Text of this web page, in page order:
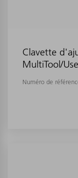
Clavette
MultiTool/Use
Numéro de